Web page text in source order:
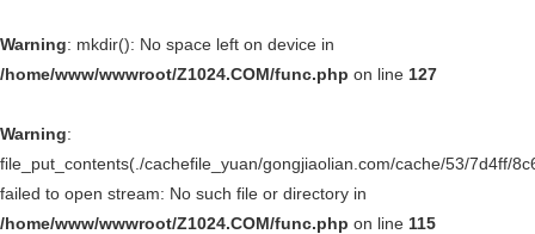
Warning: mkdir(): No space left on device in
/home/www/wwwroot/Z1024.COM/func.php on line 127
Warning:
file_put_contents(./cachefile_yuan/gongjiaolian.com/cache/53/7d4ff/
failed to open stream: No such file or directory in
/home/www/wwwroot/Z1024.COM/func.php on line 115